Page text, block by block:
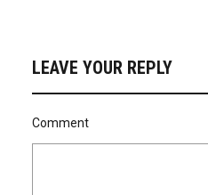
LEAVE YOUR REPLY
Comment